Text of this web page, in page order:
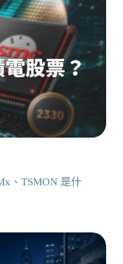
、TSMON 是什